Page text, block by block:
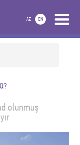
AZ EN
olunmuş